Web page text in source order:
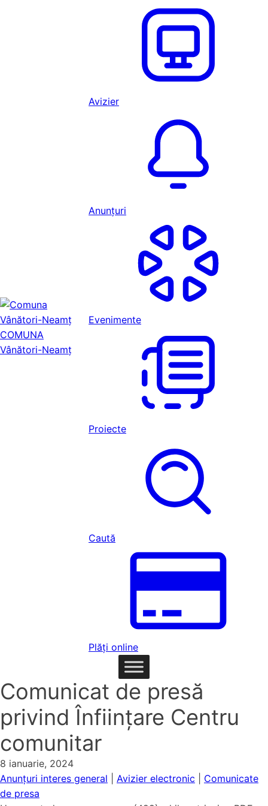
COMUNA
Vânători-Neamț
Avizier
Anunțuri
Evenimente
Proiecte
Caută
Plăți online
Comunicat de presă
privind Înființare Centru
comunitar
8 ianuarie, 2024
Anunțuri interes general
Avizier electronic
Comunicate
de presa